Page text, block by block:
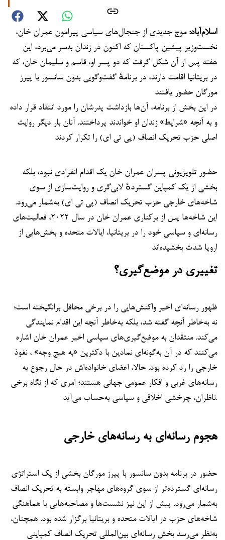
اسلام‌آباد: موج جدیدی از جنجال‌های سیاسی پیرامون عمران خان،
نخست‌وزیر پیشین پاکستان که اکنون در زندان به‌سر می‌برد، این
هفته پس از آن شکل گرفت که دو پسر او، قاسم و سلیمان خان، که
در بریتانیا اقامت دارند، در برنامهٔ گفت‌وگویی بدون سانسور با پیرز
مورگان حضور یافتند
در این بخش از برنامه، آن‌ها بازداشت پدرشان را مورد انتقاد قرار داده
و به آنچه «شرایط» زندان او خواندند پرداختند. آنان بار دیگر روایت
اصلی حزب تحریک انصاف (پی تی ای) را تکرار کردند
حضور تلویزیونی پسران عمران خان یک اقدام انفرادی نبود، بلکه
بخشی از یک کمپاین گستردهٔ لابی‌گری و روایت‌سازی از سوی
شاخه‌های خارجی حزب تحریک انصاف (پی تی ای) به‌شمار می‌رود.
این شاخه‌ها پس از برکناری عمران خان در سال ۲۰۲۲، فعالیت‌های
رسانه‌ای و سیاسی خود را در بریتانیا، ایالات متحده و بخش‌هایی از
اروپا شدت بخشیده‌اند
تغییری در موضع‌گیری؟
ظهور رسانه‌ای اخیر واکنش‌هایی را در برخی محافل برانگیخته است؛
نه به‌خاطر آنچه گفته شد، بلکه به‌خاطر آنچه این اقدام نمایندگی
می‌کند. منتقدان به موضع‌گیری‌های سیاسی اخیر عمران خان اشاره
می‌کنند که در آن به‌گونه‌ای نمادین با دکترین «به هیچ وجه» ، نفوذ
خارجی را رد کرده بود. حالا، اعضای خانواده‌اش در حال رجوع به
رسانه‌های غربی و افکار عمومی جهانی هستند؛ امری که از نگاه برخی
ناظران، چرخشی اخلاقی و سیاسی به‌حساب می‌آید.
هجوم رسانه‌ای به رسانه‌های خارجی
حضور در برنامه بدون سانسور با پیرز مورگان بخشی از یک استراتژی
رسانه‌ای گسترده‌تر از سوی گروه‌های مهاجر وابسته به تحریک انصاف
به‌شمار می‌رود. پیش از این نیز نشست‌ها و مصاحبه‌هایی با هماهنگی
شاخه‌های حزب در ایالات متحده و بریتانیا برگزار شده بود. همچنان،
به‌نظر می‌رسد بخش رسانه‌ای بین‌المللی تحریک انصاف کمپاینی